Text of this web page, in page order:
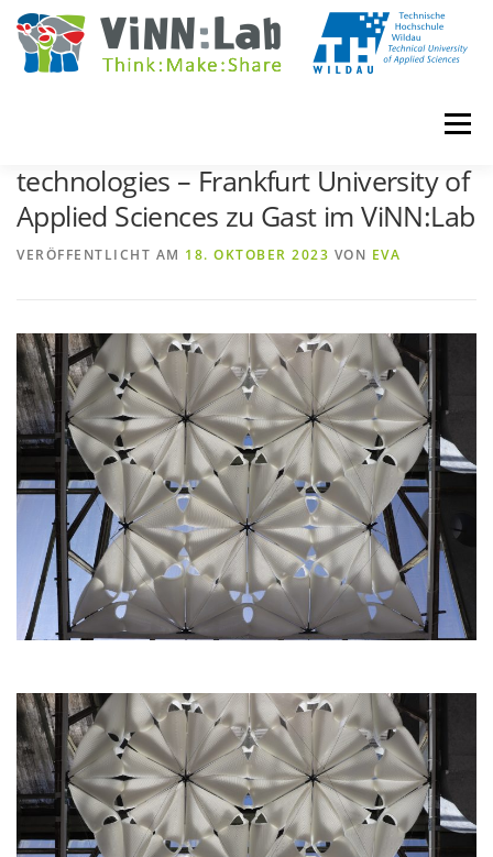
Zum
Inhalt
springen
Menü
VINN:LOG MADE IN VINN:LAB CONTACT
BOOKING IMPRINT
technologies – Frankfurt University of
Applied Sciences zu Gast im ViNN:Lab
VERÖFFENTLICHT AM 18. OKTOBER 2023 VON EVA